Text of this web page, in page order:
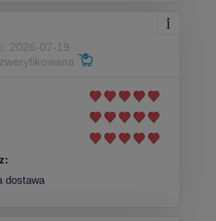
2026-07-19
dostawa